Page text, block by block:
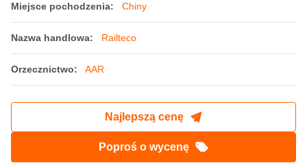
Miejsce pochodzenia: Chiny
Nazwa handlowa: Railteco
Orzecznictwo: AAR
Najlepszą cenę
Poproś o wycenę